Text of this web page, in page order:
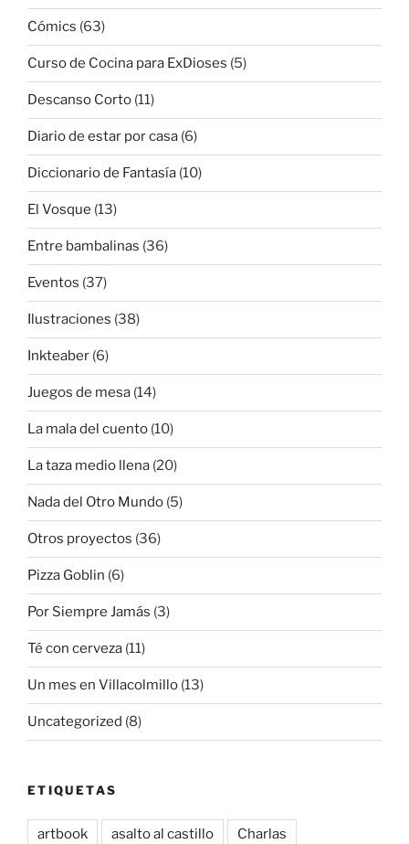
Cómics (63)
Curso de Cocina para ExDioses (5)
Descanso Corto (11)
Diario de estar por casa (6)
Diccionario de Fantasía (10)
El Vosque (13)
Entre bambalinas (36)
Eventos (37)
Ilustraciones (38)
Inkteaber (6)
Juegos de mesa (14)
La mala del cuento (10)
La taza medio llena (20)
Nada del Otro Mundo (5)
Otros proyectos (36)
Pizza Goblin (6)
Por Siempre Jamás (3)
Té con cerveza (11)
Un mes en Villacolmillo (13)
Uncategorized (8)
ETIQUETAS
artbook asalto al castillo Charlas